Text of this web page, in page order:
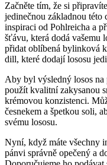
Začněte tím, že si
jedinečnou základnou této
inspiraci od Pohlreicha a
šťávu, která dodá vašemu
přidat oblíbená bylinková
dill, které dodají lososu
Aby byl výsledný losos na
použít kvalitní zakysanou
krémovou konzistenci.
česnekem a špetkou soli,
svému lososu.
Nyní, když máte všechny
pánvi správně opečený a